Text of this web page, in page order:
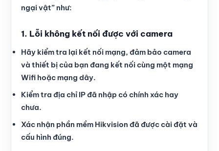
ngại vật” như:
1. Lỗi không kết nối được với camera
Hãy kiểm tra lại kết nối mạng, đảm bảo camera
và thiết bị của bạn đang kết nối cùng một mạng
Wifi hoặc mạng dây.
Kiểm tra địa chỉ IP đã nhập có chính xác hay
chưa.
Xác nhận phần mềm Hikvision đã được cài đặt và
cấu hình đúng.